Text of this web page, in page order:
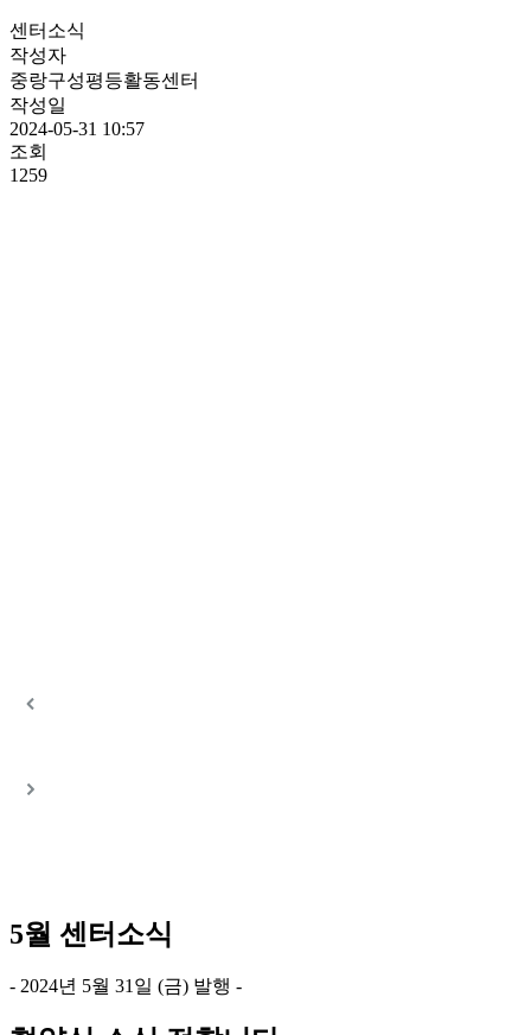
센터소식
작성자
중랑구성평등활동센터
작성일
2024-05-31 10:57
조회
1259
5월 센터소식
- 2024년 5월 31일 (금) 발행 -